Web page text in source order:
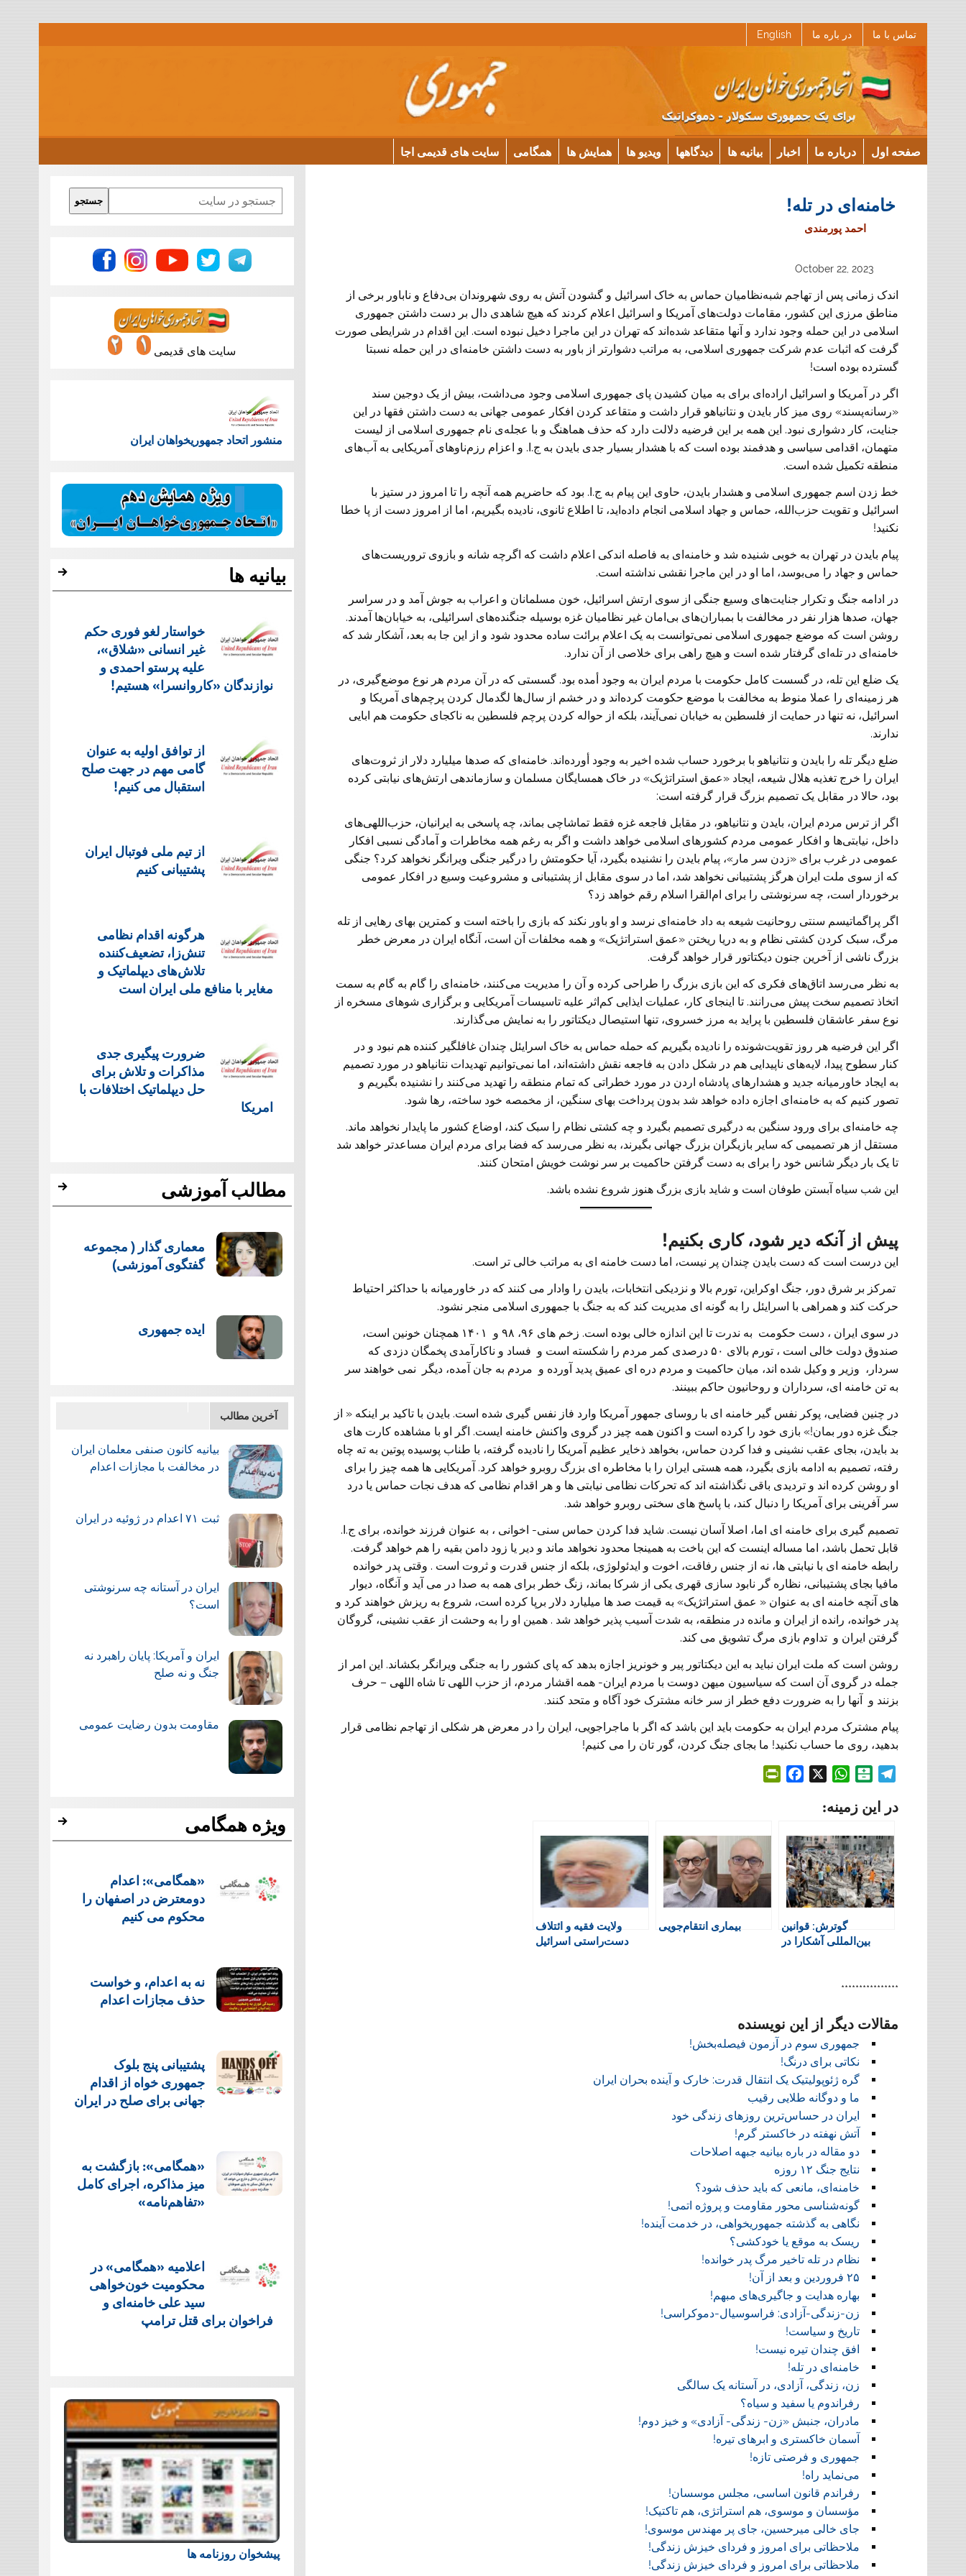
تماس با ما در باره ما English
صفحه اول درباره ما اخبار بیانیه ها دیدگاهها ویدیو ها همایش ها همگامی سایت های قدیمی اجا
خامنه‌ای در تله!
احمد پورمندی
October 22, 2023
اندک زمانی پس از تهاجم شبه‌نظامیان حماس به خاک اسرائیل و گشودن آتش به روی شهروندان بی‌دفاع و ناباور برخی از
مناطق مرزی این کشور، مقامات دولت‌های آمریکا و اسرائیل اعلام کردند که هیچ شاهدی دال بر دست داشتن جمهوری
اسلامی در این حمله وجود ندارد و آنها متقاعد شده‌اند که تهران در این ماجرا دخیل نبوده است. این اقدام در شرایطی صورت
گرفت که اثبات عدم شرکت جمهوری اسلامی، به مراتب دشوارتر از باور به دست داشتن خامنه‌ای در این حمله نسبتا
گسترده بوده است!
اگر در آمریکا و اسرائیل اراده‌ای برای به میان کشیدن پای جمهوری اسلامی وجود می‌داشت، بیش از یک دوجین سند
«رسانه‌پسند» روی میز کار بایدن و نتانیاهو قرار داشت و متقاعد کردن افکار عمومی جهانی به دست داشتن فقها در این
جنایت، کار دشواری نبود. این همه بر این فرضیه دلالت دارد که حذف هماهنگ و با عجله‌ی نام جمهوری اسلامی از لیست
متهمان، اقدامی سیاسی و هدفمند بوده است که با هشدار بسیار جدی بایدن به ج.ا. و اعزام رزم‌ناو‌های آمریکایی به آب‌های
منطقه تکمیل شده است.
خط زدن اسم جمهوری اسلامی و هشدار بایدن، حاوی این پیام به ج.ا. بود که حاضریم همه آنچه را تا امروز در ستیز با
اسرائیل و تقویت حزب‌الله، حماس و جهاد اسلامی انجام داده‌اید، تا اطلاع ثانوی، نادیده بگیریم، اما از امروز دست از پا خطا
نکنید!
پیام بایدن در تهران به خوبی شنیده شد و خامنه‌ای به فاصله اندکی اعلام داشت که اگرچه شانه و بازوی تروریست‌های
حماس و جهاد را می‌بوسد، اما او در این ماجرا نقشی نداشته است.
در ادامه جنگ و تکرار جنایت‌های وسیع جنگی از سوی ارتش اسرائیل، خون مسلمانان و اعراب به جوش آمد و در سراسر
جهان، صد‌ها هزار نفر در مخالفت با بمباران‌های بی‌امان غیر نظامیان غزه بوسیله جنگنده‌های اسرائیلی، به خیابان‌ها آمدند.
روشن است که موضع جمهوری اسلامی نمی‌توانست به یک اعلام برائت ساده محدود شود و از این جا به بعد، آشکار شد که
خامنه‌ای در تله‌ای گرفتار شده است و هیچ راهی برای خلاصی از آن ندارد.
یک ضلع این تله، در گسست کامل حکومت با مردم ایران به وجود أمده بود. گسستی که در آن مردم هر نوع موضع‌گیری، در
هر زمینه‌ای را عملا منوط به مخالفت با موضع حکومت کرده‌اند و در خشم از سال‌ها لگدمال کردن پرچم‌های آمریکا و
اسرائیل، نه تنها در حمایت از فلسطین به خیابان نمی‌آیند، بلکه از حواله کردن پرچم فلسطین به ناکجای حکومت هم ابایی
ندارند.
ضلع دیگر تله را بایدن و نتانیاهو با برخورد حساب شده اخیر به وجود أورده‌اند. خامنه‌ای که صدها میلیارد دلار از ثروت‌های
ایران را خرج تغذیه هلال شیعه، ایجاد «عمق استراتژیک» در خاک همسایگان مسلمان و سازماندهی ارتش‌های نیابتی کرده
بود، حالا در مقابل یک تصمیم بزرگ قرار گرفته است:
اگر از ترس مردم ایران، بایدن و نتانیاهو، در مقابل فاجعه غزه فقط تماشاچی بماند، چه پاسخی به ایرانیان، حزب‌اللهی‌های
داخل، نیابتی‌ها و افکار عمومی مردم کشور‌های اسلامی خواهد داشت و اگر به رغم همه مخاطرات و آمادگی نسبی افکار
عمومی در غرب برای «زدن سر مار»، پیام بایدن را نشنیده بگیرد، آیا حکومتش را درگیر جنگی ویرانگر نخواهد کرد؟ جنگی
که از سوی ملت ایران هرگز پشتیبانی نخواهد شد، اما در سوی مقابل از پشتیبانی و مشروعیت وسیع در افکار عمومی
برخوردار است، چه سرنوشتی را برای ام‌القرا اسلام رقم خواهد زد؟
اگر پراگماتیسم سنتی روحانیت شیعه به داد خامنه‌ای نرسد و او باور نکند که بازی را باخته است و کمترین بهای رهایی از تله
مرگ، سبک کردن کشتی نظام و به دریا ریختن «عمق استراتژیک» و همه مخلفات آن است، آنگاه ایران در معرض خطر
بزرگ ناشی از آخرین جنون دیکتاتور قرار خواهد گرفت.
به نظر می‌رسد اتاق‌های فکری که این بازی بزرگ را طراحی کرده و آن را مدیریت می‌کنند، خامنه‌ای را گام به گام به سمت
اتخاذ تصمیم سخت پیش می‌رانند. تا اینجای کار، عملیات ایذایی کم‌اثر علیه تاسیسات آمریکایی و برگزاری شو‌های مسخره از
نوع سفر عاشقان فلسطین با پراید به مرز خسروی، تنها استیصال دیکتاتور را به نمایش می‌گذارند.
اگر این فرضیه هر روز تقویت‌شونده را نادیده بگیریم که حمله حماس به خاک اسرایئل چندان غافلگیر کننده هم نبود و در
کنار سطوح پیدا، لایه‌های ناپیدایی هم در شکل دادن به فاجعه نقش داشته‌اند، اما نمی‌توانیم تهدیدات نتانیاهو در مورد تصمیم
به ایجاد خاورمیانه جدید و هشدار‌های پادشاه اردن در مورد خطراتی که تمام منطقه را تهدید می‌کنند را نشنیده بگیریم و
تصور کنیم که به خامنه‌ای اجازه داده خواهد شد بدون پرداخت بهای سنگین، از مخمصه خود ساخته، رها شود.
چه خامنه‌ای برای ورود سنگین به درگیری تصمیم بگیرد و چه کشتی نظام را سبک کند، اوضاع کشور ما پایدار نخواهد ماند.
مستقل از هر تصمیمی که سایر بازیگران بزرگ جهانی بگیرند، به نظر می‌رسد که فضا برای مردم ایران مساعدتر خواهد شد
تا یک بار دیگر شانس خود را برای به دست گرفتن حاکمیت بر سر نوشت خویش امتحان کنند.
این شب سیاه آبستن طوفان است و شاید بازی بزرگ هنوز شروع نشده باشد.
پیش از آنکه دیر شود، کاری بکنیم!
این درست است که دست بایدن چندان پر نیست، اما دست خامنه ای به مراتب خالی تر است.
تمرکز بر شرق دور، جنگ اوکراین، تورم بالا و نزدیکی انتخابات، بایدن را وادار می کنند که در خاورمیانه با حداکثر احتیاط
حرکت کند و همراهی با اسرایئل را به گونه ای مدیریت کند که به جنگ با جمهوری اسلامی منجر نشود.
در سوی ایران ، دست حکومت به ندرت تا این اندازه خالی بوده است. زخم های ۹۶، ۹۸ و ۱۴۰۱ همچنان خونین است،
صندوق دولت خالی است ، تورم بالای ۵۰ درصدی کمر مردم را شکسته است و فساد و ناکارآمدی پخمگان دزدی که
سردار، وزیر و وکیل شده اند، میان حاکمیت و مردم دره ای عمیق پدید آورده و مردم به جان آمده، دیگر نمی خواهند سر
به تن خامنه ای، سرداران و روحانیون حاکم ببینند.
در چنین فضایی، پوکر نفس گیر خامنه ای با روسای جمهور آمریکا وارد فاز نفس گیری شده است. بایدن با تاکید بر اینکه « از
جنگ غزه دور بمان!» بازی خود را کرده است و اکنون همه چیز در گروی واکنش خامنه ایست. اگر او با مشاهده کارت های
بد بایدن، بجای عقب نشینی و فدا کردن حماس، بخواهد ذخایر عظیم آمریکا را نادیده گرفته، با طناب پوسیده پوتین به ته چاه
رفته، تصمیم به ادامه بازی بگیرد، همه هستی ایران را با مخاطره ای بزرگ روبرو خواهد کرد. آمریکایی ها همه چیز را برای
او روشن کرده اند و تردیدی باقی نگذاشته اند که تحرکات نظامی نیابتی ها و هر اقدام نظامی که هدف نجات حماس یا درد
سر آفرینی برای آمریکا را دنبال کند، با پاسخ های سختی روبرو خواهد شد.
تصمیم گیری برای خامنه ای اما، اصلا آسان نیست. شاید فدا کردن حماس سنی- اخوانی ، به عنوان فرزند خوانده، برای ج.ا.
قابل تحمل باشد، اما مساله اینست که این باخت به همینجا محدود نخواهد ماند و دیر یا زود دامن بقیه را هم خواهد گرفت.
رابطه خامنه ای با نیابتی ها، نه از جنس رفاقت، اخوت و ایدئولوژی، بلکه از جنس قدرت و ثروت است . وقتی پدر خوانده
مافیا بجای پشتیبانی، نظاره گر نابود سازی قهری یکی از شرکا بماند، زنگ خطر برای همه به صدا در می آید و آنگاه، دیوار
های آنچه خامنه ای به عنوان « عمق استراتژیک» به قیمت صد ها میلیارد دلار برپا کرده است، شروع به ریزش خواهند کرد و
پدر خوانده، رانده از ایران و مانده در منطقه، به شدت آسیب پذیر خواهد شد . همین او را به وحشت از عقب نشینی، گروگان
گرفتن ایران و تداوم بازی مرگ تشویق می کند.
روشن است که ملت ایران نباید به این دیکتاتور پیر و خونریز اجازه بدهد که پای کشور را به جنگی ویرانگر بکشاند. این امر از
جمله در گروی آن است که سیاسیون میهن دوست با مردم ایران- همه اقشار مردم، از حزب اللهی تا شاه اللهی – حرف
بزنند و آنها را به ضرورت دفع خطر از سر خانه مشترک خود آگاه و متحد کنند.
پیام مشترک مردم ایران به حکومت باید این باشد که اگر با ماجراجویی، ایران را در معرض هر شکلی از تهاجم نظامی قرار
بدهید، روی ما حساب نکنید! ما بجای جنگ کردن، گور تان را می کنیم!
l
g
r
a
m
l
t
a
r
i
n
W
a
s
A
p
p
b
o
o
k
F
r
e
در این زمینه:
گوترش: قوانین
بین‌المللی آشکارا در
بیماری انتقام‌جویی
ولایت فقیه و ائتلاف
دست‌راستی اسرائیل
****************
مقالات دیگر از این نویسنده
جمهوری سوم در آزمون فیصله‌بخش!
نکاتی برای درنگ!
گره ژئوپولیتیک یک انتقال قدرت: خارک و آینده بحران ایران
ما و دوگانه طلایی رقیب
ایران در حساس‌ترین روزهای زندگی خود
آتش نهفته در خاکستر گرم!
دو مقاله در باره بیانیه جبهه اصلاحات
نتایج جنگ ۱۲ روزه
خامنه‌ای، مانعی که باید حذف شود؟
گونه‌شناسی محور مقاومت و پروژه اتمی!
نگاهی به گذشته جمهوریخواهی، در خدمت آینده!
ریسک به موقع یا خودکشی؟
نظام در تله تاخیر مرگ پدر خوانده!
۲۵ فروردین و بعد از آن!
بهاره هدایت و جاگیری‌های مبهم!
زن-زندگی-آزادی: فراسوسیال-دموکراسی!
تاریخ و سیاست!
افق چندان تیره نیست!
خامنه‌ای در تله!
زن، زندگی، آزادی، در آستانه یک سالگی
رفراندوم یا سفید و سیاه؟
مادران، جنبش «زن- زندگی- آزادی» و خیز دوم!
آسمان خاکستری و ابر‌های تیره!
جمهوری و فرصتی تازه!
می‌نماید راه!
رفراندم قانون اساسی، مجلس موسسان!
مؤسسان و موسوی، هم استراتژی، هم تاکتیک!
جای خالی میرحسین، جای پر مهندس موسوی!
ملاحظاتی برای امروز و فردای خیزش زندگی!
ملاحظاتی برای امروز و فردای خیزش زندگی!
Search
جستجو
سایت های قدیمی
منشور اتحاد جمهوریخواهان ایران
بیانیه ها
خواستار لغو فوری حکم
غیر انسانی «شلاق»،
علیه پرستو احمدی و
نوازندگان «کاروانسرا» هستیم!
از توافق اولیه به عنوان
گامی مهم در جهت صلح
استقبال می کنیم!
از تیم ملی فوتبال ایران
پشتیبانی کنیم
هرگونه اقدام نظامی
تنش‌زا، تضعیف‌کننده
تلاش‌های دیپلماتیک و
مغایر با منافع ملی ایران است
ضرورت پیگیری جدی
مذاکرات و تلاش برای
حل دیپلماتیک اختلافات با
امریکا
مطالب آموزشی
معماری گذار ( مجموعه
گفتگوی آموزشی)
ایده جمهوری
آخرین مطالب
بیانیه کانون صنفی معلمان ایران
در مخالفت با مجازات اعدام
ثبت ۷۱ اعدام در ژوئيه در ایران
ایران در آستانه چه سرنوشتی
است؟
ایران و آمریکا: پایان راهبرد نه
جنگ و نه صلح
مقاومت بدون رضایت عمومی
ویژه همگامی
«همگامی»: اعدام
دومعترض در اصفهان را
محکوم می کنیم
نه به اعدام، و خواست
حذف مجازات اعدام
پشتيبانی پنج بلوک
جمهوری خواه از اقدام
جهانی برای صلح در ایران
«همگامی»: بازگشت به
میز مذاکره، اجرای کامل
«تفاهم‌نامه»
اعلامیه «همگامی» در
محکومیت خون‌خواهی
سید علی خامنه‌ای و
فراخوان برای قتل ترامپ
پیشخوان روزنامه ها